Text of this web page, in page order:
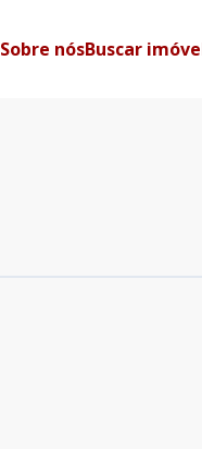
Sobre nósBuscar